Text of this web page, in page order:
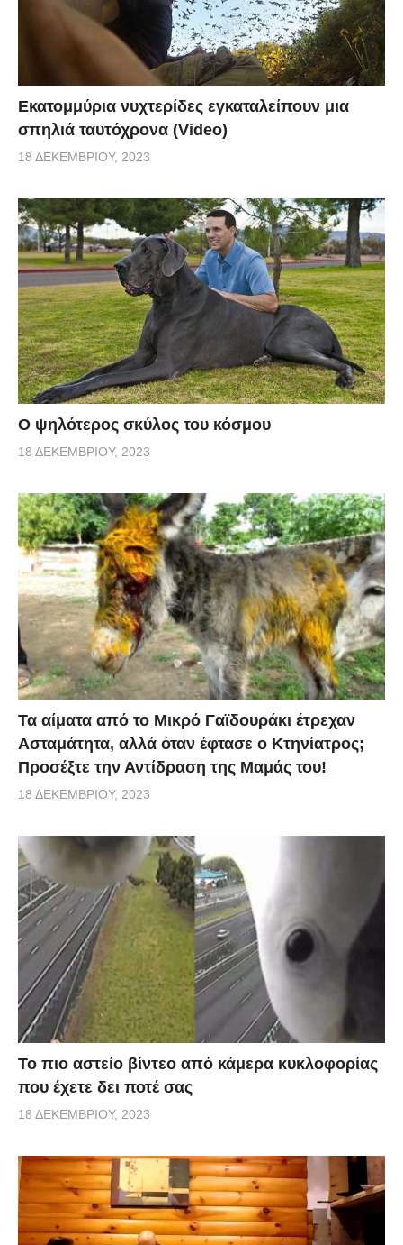
Εκατομμύρια νυχτερίδες εγκαταλείπουν μια
σπηλιά ταυτόχρονα (Video)
18 ΔΕΚΕΜΒΡΊΟΥ, 2023
Ο ψηλότερος σκύλος του κόσμου
18 ΔΕΚΕΜΒΡΊΟΥ, 2023
Τα αίματα από το Μικρό Γαϊδουράκι έτρεχαν
Ασταμάτητα, αλλά όταν έφτασε ο Κτηνίατρος;
Προσέξτε την Αντίδραση της Μαμάς του!
18 ΔΕΚΕΜΒΡΊΟΥ, 2023
Το πιο αστείο βίντεο από κάμερα κυκλοφορίας
που έχετε δει ποτέ σας
18 ΔΕΚΕΜΒΡΊΟΥ, 2023